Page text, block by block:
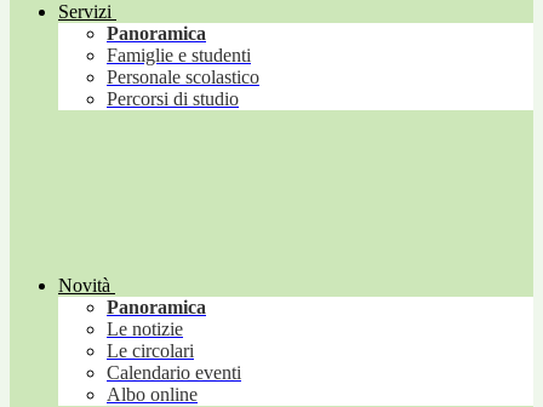
Servizi
Panoramica
Famiglie e studenti
Personale scolastico
Percorsi di studio
Novità
Panoramica
Le notizie
Le circolari
Calendario eventi
Albo online